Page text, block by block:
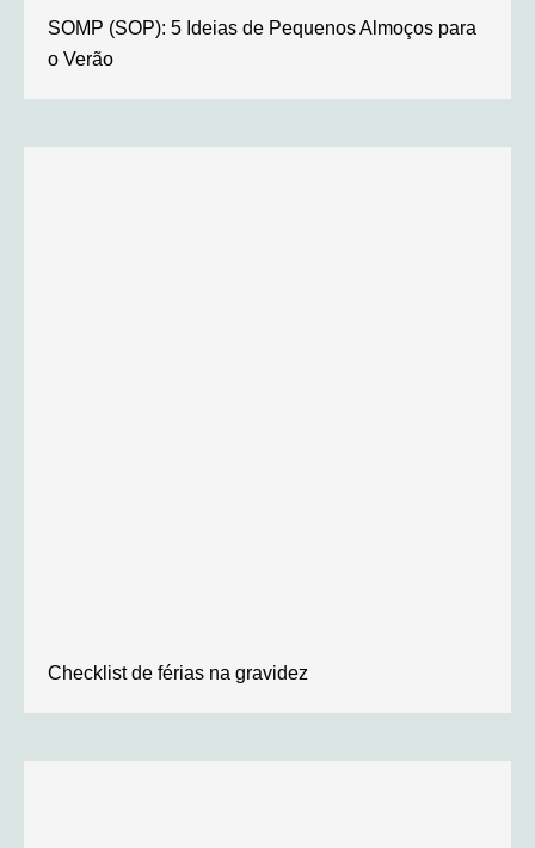
SOMP (SOP): 5 Ideias de Pequenos Almoços para
o Verão
Checklist de férias na gravidez